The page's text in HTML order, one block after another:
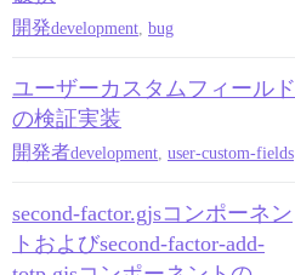
開発development bug
ユーザーカスタムフィールド
の検証実装
開発者development user-custom-fields
second-factor.gjsコンポーネン
トおよびsecond-factor-add-